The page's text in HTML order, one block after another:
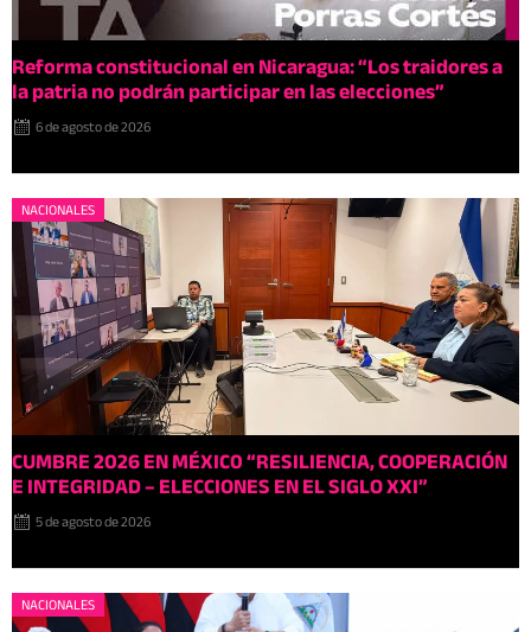
Reforma constitucional en Nicaragua: “Los traidores a
la patria no podrán participar en las elecciones”
6 de agosto de 2026
NACIONALES
CUMBRE 2026 EN MÉXIC0 “RESILIENCIA, COOPERACIÓN
E INTEGRIDAD – ELECCIONES EN EL SIGLO XXI”
5 de agosto de 2026
NACIONALES